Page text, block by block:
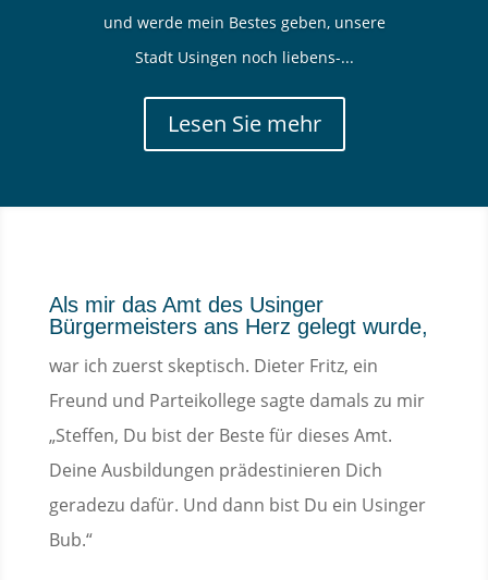
und werde mein Bestes geben, unsere
Stadt Usingen noch liebens-...
Lesen Sie mehr
Als mir das Amt des Usinger
Bürgermeisters ans Herz gelegt wurde,
war ich zuerst skeptisch. Dieter Fritz, ein
Freund und Parteikollege sagte damals zu mir
„Steffen, Du bist der Beste für dieses Amt.
Deine Ausbildungen prädestinieren Dich
geradezu dafür. Und dann bist Du ein Usinger
Bub.“